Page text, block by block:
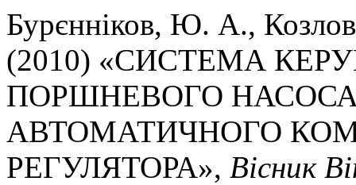
Бурєнніков, Ю. А.,
(2010) «СИСТЕМА
ПОРШНЕВОГО НАСОСА
АВТОМАТИЧНОГО
РЕГУЛЯТОРА», Вісник